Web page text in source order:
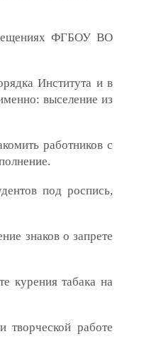
ФГБОУ ВО
Института и в
выселение из
работников с
под роспись,
знаков о запрете
курения табака на
работе